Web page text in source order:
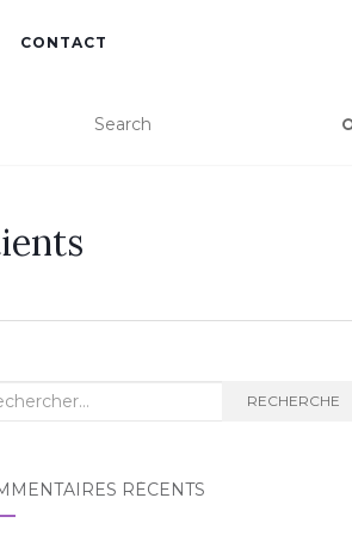
CONTACT
RECHERCHE
RÉCENTS